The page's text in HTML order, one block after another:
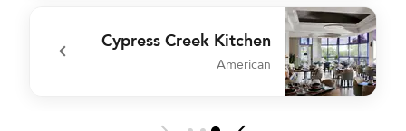
undefined The Preserve Bar and Lounge
Cypress Creek Kitchen
American
undefined Cypress Creek Kitchen